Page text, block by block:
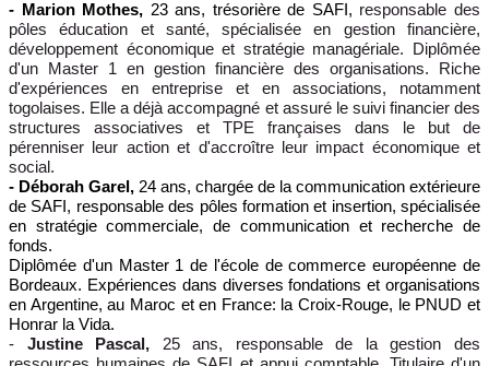
- Marion Mothes, 23 ans, trésorière de SAFI, responsable des
pôles éducation et santé, spécialisée en gestion financière,
développement économique et stratégie managériale. Diplômée
d'un Master 1 en gestion financière des organisations. Riche
d'expériences en entreprise et en associations, notamment
togolaises. Elle a déjà accompagné et assuré le suivi financier des
structures associatives et TPE françaises dans le but de
pérenniser leur action et d'accroître leur impact économique et
social.
- Déborah Garel, 24 ans, chargée de la communication extérieure
de SAFI, responsable des pôles formation et insertion, spécialisée
en stratégie commerciale, de communication et recherche de
fonds.
Diplômée d'un Master 1 de l'école de commerce européenne de
Bordeaux. Expériences dans diverses fondations et organisations
en Argentine, au Maroc et en France: la Croix-Rouge, le PNUD et
Honrar la Vida.
- Justine Pascal, 25 ans, responsable de la gestion des